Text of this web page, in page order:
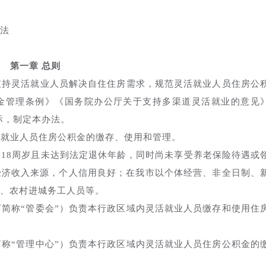
第一章 总则
灵活就业人员解决自住住房需求，规范灵活就业人员住房公
理条例》《国务院办公厅关于支持多渠道灵活就业的意见》
制定本办法。
业人员住房公积金的缴存、使用和管理。
周岁且未达到法定退休年龄，同时尚未享受养老保险待遇或
收入来源，个人信用良好；在我市以个体经营、非全日制、
农村进城务工人员等。
称“管委会”）负责本行政区域内灵活就业人员缴存和使用住
“管理中心”）负责本行政区域内灵活就业人员住房公积金的